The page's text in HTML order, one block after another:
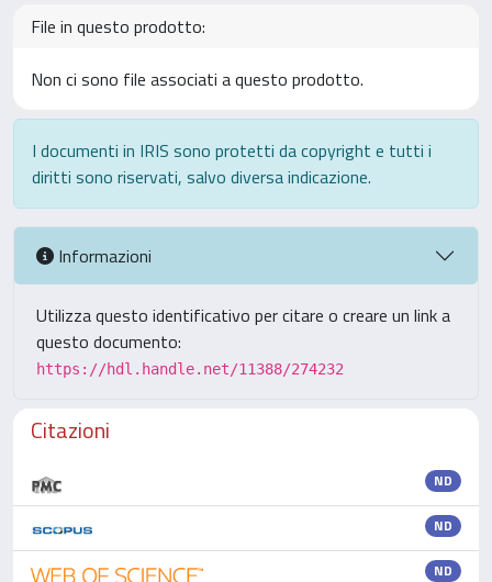
File in questo prodotto:
Non ci sono file associati a questo prodotto.
I documenti in IRIS sono protetti da copyright e tutti i
diritti sono riservati, salvo diversa indicazione.
Informazioni
Utilizza questo identificativo per citare o creare un link a
questo documento:
https://hdl.handle.net/11388/274232
Citazioni
ND
ND
ND